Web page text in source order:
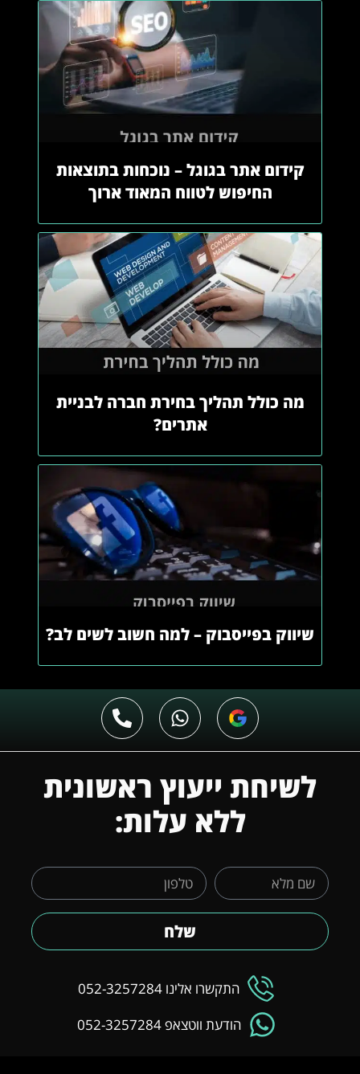
קידום אתר בגוגל – נוכחות בתוצאות
החיפוש לטווח המאוד ארוך
מה כולל תהליך בחירת חברה לבניית
אתרים?
שיווק בפייסבוק – למה חשוב לשים לב?
לשיחת ייעוץ ראשונית
ללא עלות:
שלח
התקשרו אלינו 052-3257284
הודעת ווטצאפ 052-3257284